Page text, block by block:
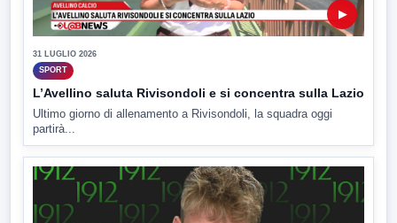
▶
31 LUGLIO 2026
SPORT
L’Avellino saluta Rivisondoli e si concentra sulla Lazio
Ultimo giorno di allenamento a Rivisondoli, la squadra oggi
partirà...